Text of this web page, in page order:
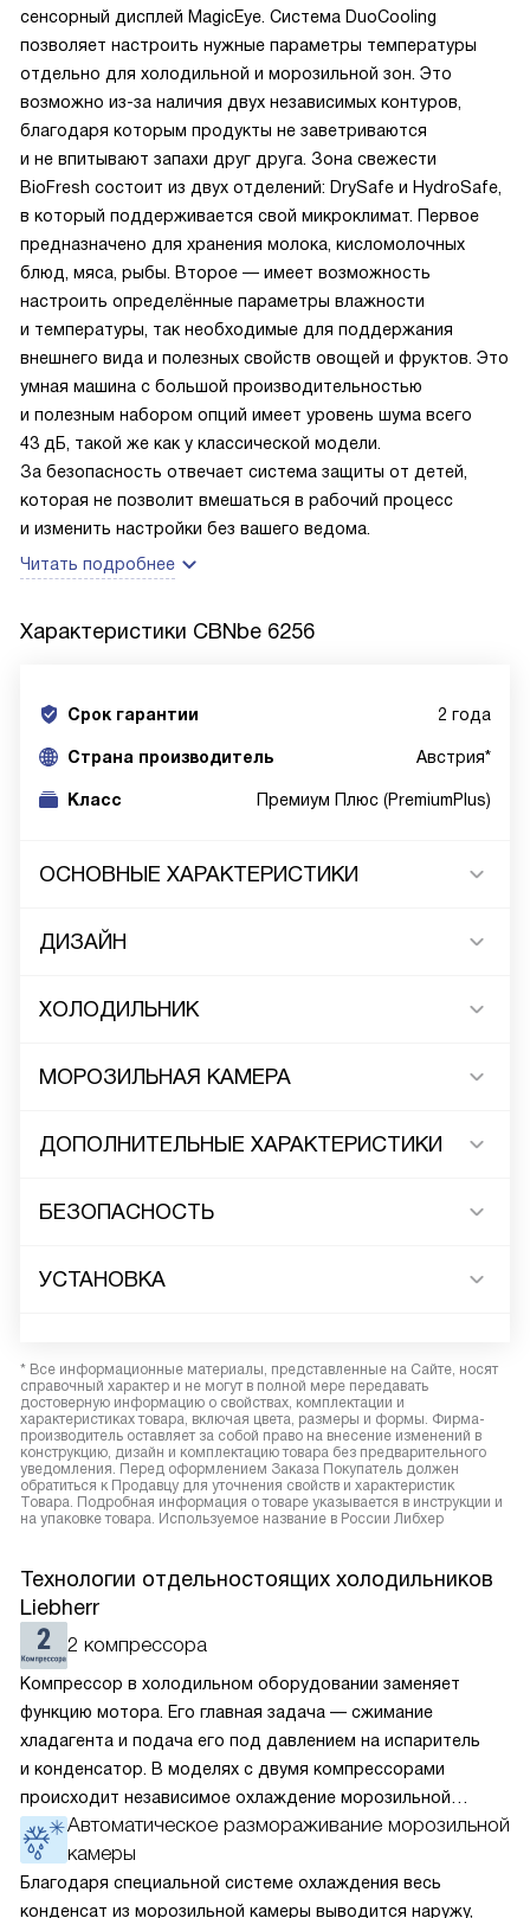
сенсорный дисплей MagicEye. Система DuoCooling
позволяет настроить нужные параметры температуры
отдельно для холодильной и морозильной зон. Это
возможно из-за наличия двух независимых контуров,
благодаря которым продукты не заветриваются
и не впитывают запахи друг друга. Зона свежести
BioFresh состоит из двух отделений: DrySafe и HydroSafe,
в который поддерживается свой микроклимат. Первое
предназначено для хранения молока, кисломолочных
блюд, мяса, рыбы. Второе — имеет возможность
настроить определённые параметры влажности
и температуры, так необходимые для поддержания
внешнего вида и полезных свойств овощей и фруктов. Это
умная машина с большой производительностью
и полезным набором опций имеет уровень шума всего
43 дБ, такой же как у классической модели.
За безопасность отвечает система защиты от детей,
которая не позволит вмешаться в рабочий процесс
и изменить настройки без вашего ведома.
Читать подробнее
Характеристики CBNbe 6256
Срок гарантии 2 года
Cтрана производитель Австрия*
Класс Премиум Плюс (PremiumPlus)
ОСНОВНЫЕ ХАРАКТЕРИСТИКИ
ДИЗАЙН
ХОЛОДИЛЬНИК
МОРОЗИЛЬНАЯ КАМЕРА
ДОПОЛНИТЕЛЬНЫЕ ХАРАКТЕРИСТИКИ
БЕЗОПАСНОСТЬ
УСТАНОВКА
* Все информационные материалы, представленные на Сайте, носят
справочный характер и не могут в полной мере передавать
достоверную информацию о свойствах, комплектации и
характеристиках товара, включая цвета, размеры и формы. Фирма-
производитель оставляет за собой право на внесение изменений в
конструкцию, дизайн и комплектацию товара без предварительного
уведомления. Перед оформлением Заказа Покупатель должен
обратиться к Продавцу для уточнения свойств и характеристик
Товара. Подробная информация о товаре указывается в инструкции и
на упаковке товара. Используемое название в России Либхер
Технологии отдельностоящих холодильников
Liebherr
2 компрессора
Компрессор в холодильном оборудовании заменяет
функцию мотора. Его главная задача — сжимание
хладагента и подача его под давлением на испаритель
и конденсатор. В моделях с двумя компрессорами
происходит независимое охлаждение морозильной
и холодильной камеры. В них можно отдельно друг
от друга выставить температуру. Поскольку каждый
элемент охлаждает только одно из отделений, его
мощность и, соответственно, энергоёмкость ниже, чем
Автоматическое размораживание морозильной
камеры
Благодаря специальной системе охлаждения весь
конденсат из морозильной камеры выводится наружу,